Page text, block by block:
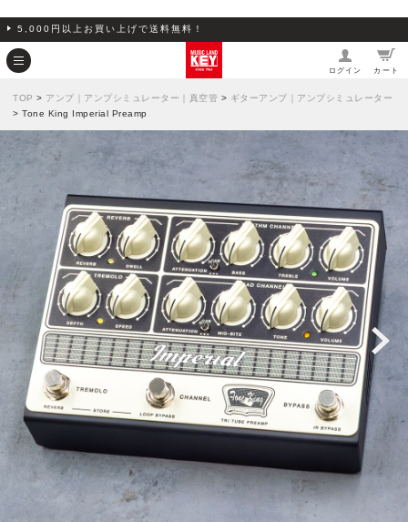
5,000円以上お買い上げで送料無料！
ログイン カート
TOP > アンプ｜アンプシミュレーター｜真空管 > ギターアンプ｜アンプシミュレーター
> Tone King Imperial Preamp